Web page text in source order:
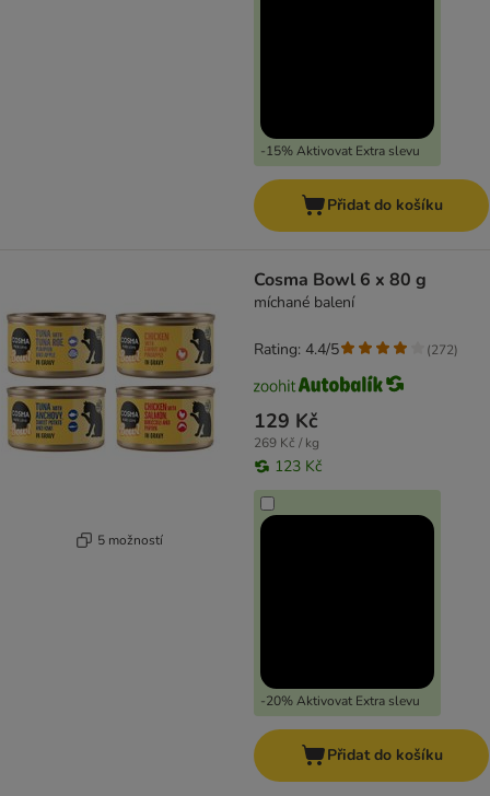
-15% Aktivovat Extra slevu
Přidat do košíku
5 možností
Cosma Bowl 6 x 80 g
míchané balení
129 Kč
269 Kč / kg
123 Kč
-20% Aktivovat Extra slevu
Rating: 4.4/5 (272)
Přidat do košíku